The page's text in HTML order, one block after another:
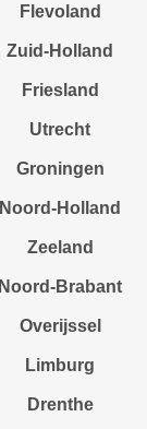
Flevoland
Zuid-Holland
Friesland
Utrecht
Groningen
Noord-Holland
Zeeland
Noord-Brabant
Overijssel
Limburg
Drenthe